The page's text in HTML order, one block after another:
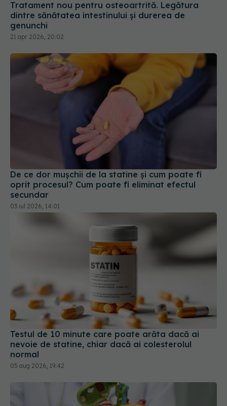
21 apr 2026, 20:02
De ce dor mușchii de la statine și cum poate fi
oprit procesul? Cum poate fi eliminat efectul
03 iul 2026, 14:01
Testul de 10 minute care poate arăta dacă ai
nevoie de statine, chiar dacă ai colesterolul
normal
05 aug 2026, 19:42